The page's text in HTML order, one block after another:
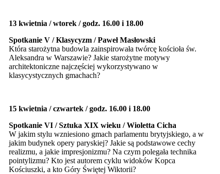
13 kwietnia / wtorek / godz. 16.00 i 18.00
Spotkanie V / Klasycyzm / Paweł Masłowski
Która starożytna budowla zainspirowała twórcę kościoła św.
Aleksandra w Warszawie? Jakie starożytne motywy
architektoniczne najczęściej wykorzystywano w
klasycystycznych gmachach?
15 kwietnia / czwartek / godz. 16.00 i 18.00
Spotkanie VI / Sztuka XIX wieku / Wioletta Cicha
W jakim stylu wzniesiono gmach parlamentu brytyjskiego, a w
jakim budynek opery paryskiej? Jakie są podstawowe cechy
realizmu, a jakie impresjonizmu? Na czym polegała technika
pointylizmu? Kto jest autorem cyklu widoków Kopca
Kościuszki, a kto Góry Świętej Wiktorii?